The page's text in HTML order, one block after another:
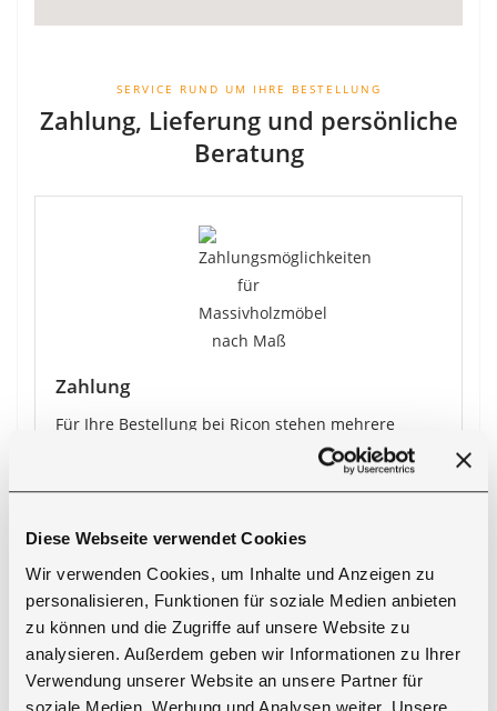
Diese Webseite verwendet Cookies
Wir verwenden Cookies, um Inhalte und Anzeigen zu
personalisieren, Funktionen für soziale Medien anbieten
zu können und die Zugriffe auf unsere Website zu
analysieren. Außerdem geben wir Informationen zu Ihrer
Verwendung unserer Website an unsere Partner für
soziale Medien, Werbung und Analysen weiter. Unsere
SERVICE RUND UM IHRE BESTELLUNG
Zahlung, Lieferung und persönliche
Beratung
Zahlung
Für Ihre Bestellung bei Ricon stehen mehrere
●PayPal
●Nachnahme
Barzahlung bei Abholung
Kreditkarte
Bei Zahlung per Vorkasse erhalten Sie
auf den Produktpreis.